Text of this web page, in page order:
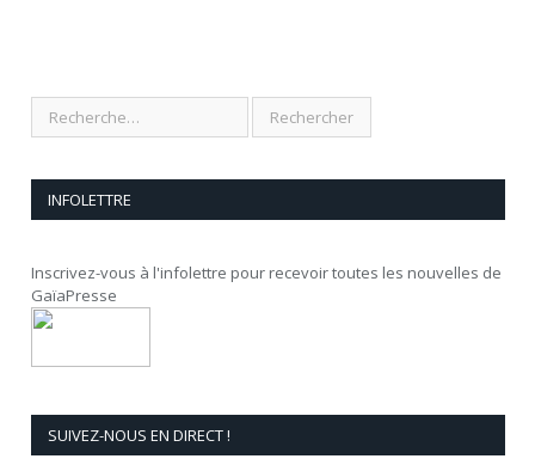
INFOLETTRE
Inscrivez-vous à l'infolettre pour recevoir toutes les nouvelles de
GaïaPresse
SUIVEZ-NOUS EN DIRECT !